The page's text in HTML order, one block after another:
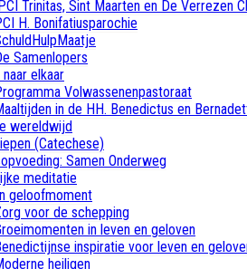
IPCI Trinitas, Sint Maarten en De Verrezen
H. Bonifatiusparochie
Samenlopers
elkaar
Volwassenenpastoraat
in de HH. Benedictus en
wereldwijd
(Catechese)
Samen Onderweg
meditatie
geloofmoment
voor de schepping
in leven en geloven
inspiratie voor leven en
heiligen